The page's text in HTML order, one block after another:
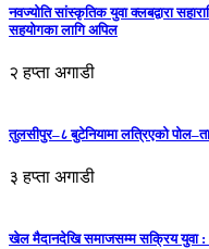
नवज्योति सांस्कृतिक युवा क्लबद्वारा
सहयोगका लागि अपिल
२ हप्ता अगाडी
तुलसीपुर–८ बुटेनियामा लत्रिएको
३ हप्ता अगाडी
खेल मैदानदेखि समाजसम्म सक्रिय युवा :